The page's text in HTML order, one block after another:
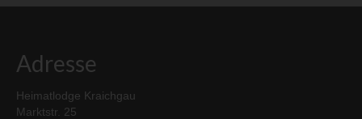
Adresse
Heimatlodge Kraichgau
Marktstr. 25